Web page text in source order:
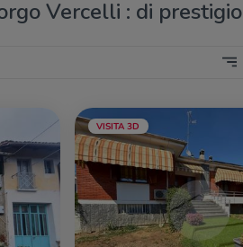
Vercelli : di prestigio
VISITA 3D